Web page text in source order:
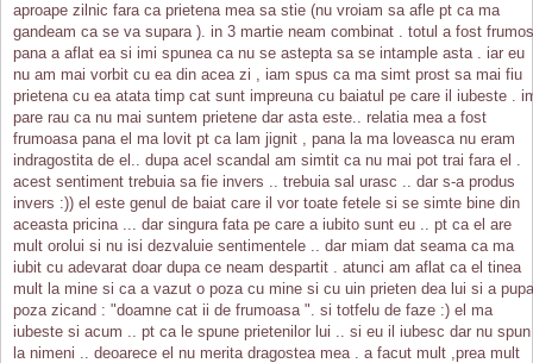
aproape zilnic fara ca prietena mea sa stie (nu vroiam sa afle pt ca ma
gandeam ca se va supara ). in 3 martie neam combinat . totul a fost frumos
pana a aflat ea si imi spunea ca nu se astepta sa se intample asta . iar eu
nu am mai vorbit cu ea din acea zi , iam spus ca ma simt prost sa mai fiu
prietena cu ea atata timp cat sunt impreuna cu baiatul pe care il iubeste .
pare rau ca nu mai suntem prietene dar asta este.. relatia mea a fost
frumoasa pana el ma lovit pt ca lam jignit , pana la ma loveasca nu eram
indragostita de el.. dupa acel scandal am simtit ca nu mai pot trai fara el .
acest sentiment trebuia sa fie invers .. trebuia sal urasc .. dar s-a produs
invers :)) el este genul de baiat care il vor toate fetele si se simte bine din
aceasta pricina ... dar singura fata pe care a iubito sunt eu .. pt ca el are
mult orolui si nu isi dezvaluie sentimentele .. dar miam dat seama ca ma
iubit cu adevarat doar dupa ce neam despartit . atunci am aflat ca el tinea
mult la mine si ca a vazut o poza cu mine si cu uin prieten dea lui si a
poza zicand : "doamne cat ii de frumoasa ". si totfelu de faze :) el ma
iubeste si acum .. pt ca le spune prietenilor lui .. si eu il iubesc dar nu spun
la nimeni .. deoarece el nu merita dragostea mea . a facut mult ,prea mult